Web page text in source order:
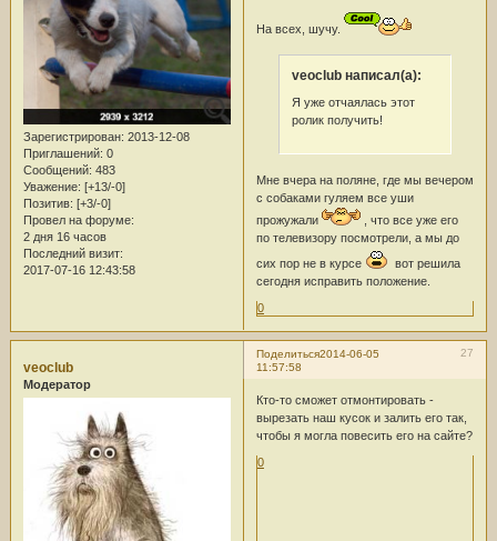
Зарегистрирован: 2013-12-08
Приглашений: 0
Сообщений: 483
Уважение: [+13/-0]
Позитив: [+3/-0]
Провел на форуме:
2 дня 16 часов
Последний визит:
2017-07-16 12:43:58
На всех, шучу.
veoclub написал(а):
Я уже отчаялась этот
ролик получить!
Мне вчера на поляне, где мы вечером
с собаками гуляем все уши
прожужали
, что все уже его
по телевизору посмотрели, а мы до
сих пор не в курсе
вот решила
сегодня исправить положение.
0
Поделиться 27
2014-06-05
11:57:58
veoclub
Модератор
Кто-то сможет отмонтировать -
вырезать наш кусок и залить его так,
чтобы я могла повесить его на сайте?
0